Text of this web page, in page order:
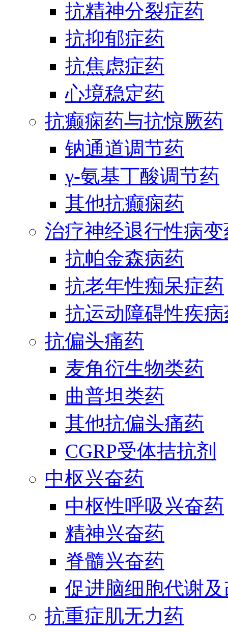
抗精神分裂症药
抗抑郁症药
抗焦虑症药
心境稳定药
抗癫痫药与抗惊厥药
钠通道调节药
γ-氨基丁酸调节药
其他抗癫痫药
治疗神经退行性病
抗帕金森病药
抗老年性痴呆症药
抗运动障碍性疾
抗偏头痛药
麦角衍生物类药
曲普坦类药
其他抗偏头痛药
CGRP受体拮抗剂
中枢兴奋药
中枢性呼吸兴奋药
精神兴奋药
脊髓兴奋药
促进脑细胞代谢
抗重症肌无力药